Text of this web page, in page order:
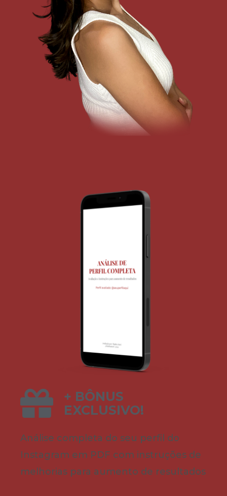
+ BÔNUS
EXCLUSIVO!
Análise completa do seu perfil do
Instagram em PDF com instruções de
melhorias para aumento de resultados